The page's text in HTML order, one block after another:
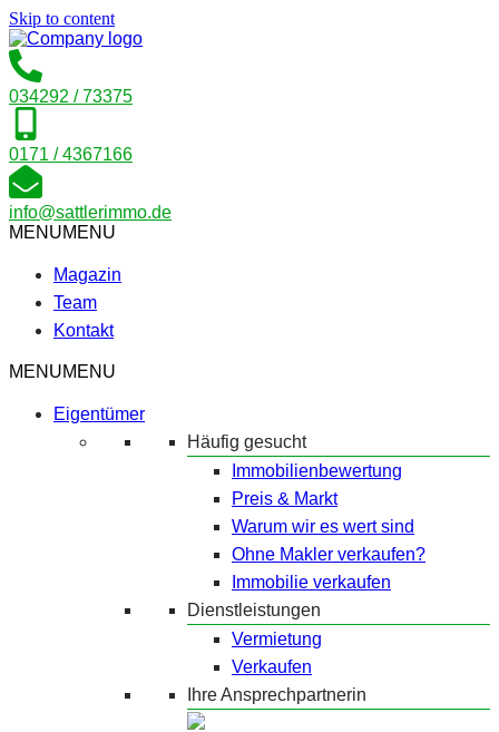
Skip to content
034292 / 73375
0171 / 4367166
info@sattlerimmo.de
MENUMENU
Magazin
Team
Kontakt
MENUMENU
Eigentümer
Häufig gesucht
Immobilienbewertung
Preis & Markt
Warum wir es wert sind
Ohne Makler verkaufen?
Immobilie verkaufen
Dienstleistungen
Vermietung
Verkaufen
Ihre Ansprechpartnerin